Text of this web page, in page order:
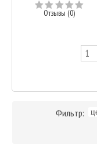
Отзывы (0)
Фильтр: